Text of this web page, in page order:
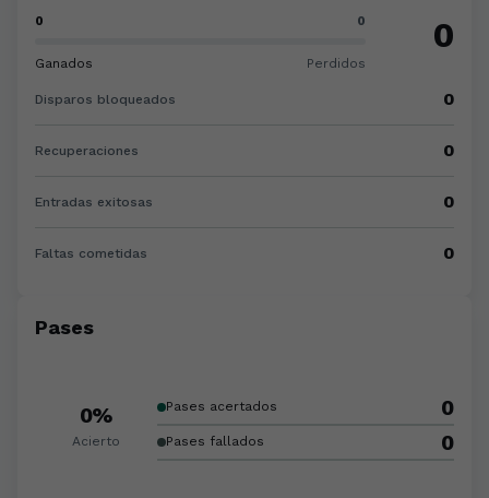
0 0
Ganados Perdidos
0
Disparos bloqueados 0
Recuperaciones 0
Entradas exitosas 0
Faltas cometidas 0
Pases
0%
Acierto
Pases acertados 0
Pases fallados 0